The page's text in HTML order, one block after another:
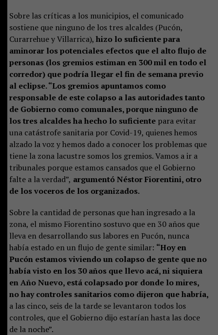
Sobre las críticas a los municipios, el comunicado
sostiene que ninguno de los tres alcaldes (Pucón,
Curarrehue y Villarrica), hizo lo suficiente para
aminorar los potenciales efectos que el alto flujo de
personas (los gremios estiman en 300 mil en todo el
corredor) que podría llegar el fin de semana previo
al eclipse. “Los gremios apuntamos como
responsable de este colapso a las autoridades tanto
de Gobierno como comunales, porque ninguno de
los tres alcaldes ha hecho lo suficientepara evitar
una catástrofe sanitaria por Covid-19, quienes hemos
alzado la voz y hemos dado a conocer los problemas que
tiene la zona lacustre somos los gremios. Vamos a ir a
tribunales porque estamos cansados que el Gobierno
falte a la verdad”, argumentó Néstor Fiorentini, otro
de los voceros de los organizados.
Sobre la cantidad de personas que han ingresado a la
zona, el mismo Fiorentino sostuvo que en 30 años que
lleva en desarrollando sus labores en Pucón, nunca
había estado en un flujo de gente similar: “Hoy en
Pucón estamos viviendo un colapso de gente que no
había visto en los 30 años que llevo acá, ni siquiera
en Año Nuevo, está colapsado por donde lo mires,
no hay controles sanitarios como dijeron que habría,
a las cinco, seis de la tarde se levantaron todos los
controles, que el Gobierno dijo estarían hasta las doce
de la noche”.